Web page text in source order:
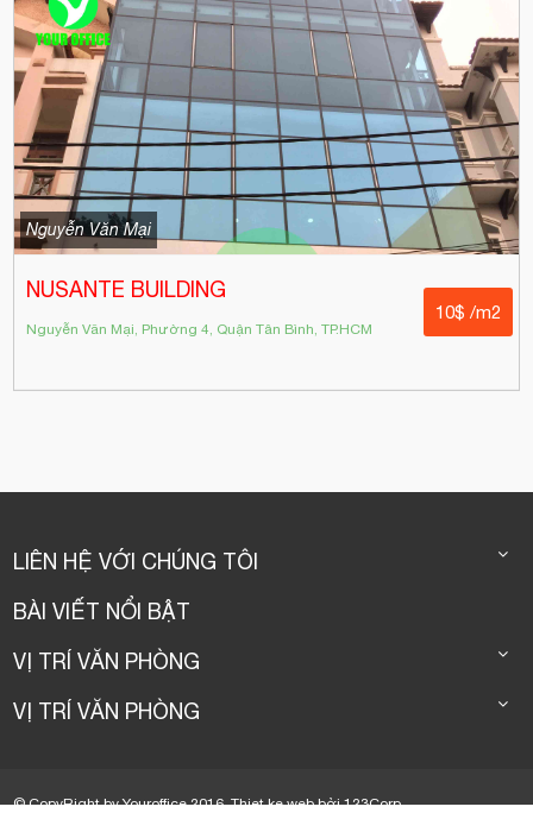
Nguyễn Văn Mại
NUSANTE BUILDING
Nguyễn Văn Mại, Phường 4, Quận Tân Bình, TP.HCM
10$ /m2
LIÊN HỆ VỚI CHÚNG TÔI
BÀI VIẾT NỔI BẬT
VỊ TRÍ VĂN PHÒNG
VỊ TRÍ VĂN PHÒNG
© CopyRight by Youroffice 2016.Thiet ke webbởi123Corp